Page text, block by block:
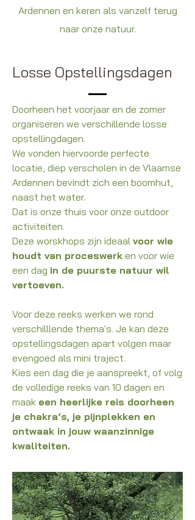
Ardennen en keren als vanzelf terug
naar onze natuur.
Losse Opstellingsdagen
Doorheen het voorjaar en de zomer
organiseren we verschillende losse
opstellingdagen.
We vonden hiervoorde perfecte
locatie, diep verscholen in de Vlaamse
Ardennen bevindt zich een boomhut,
naast het water.
Dat is onze thuis voor onze outdoor
activiteiten.
Deze worskhops zijn ideaal voor wie
houdt van proceswerk en voor wie
een dag in de puurste natuur wil
vertoeven.
Voor deze reeks werken we rond
verschilllende thema's. Je kan deze
opstellingsdagen apart volgen maar
evengoed als mini traject.
Kies een dag die je aanspreekt, of volg
de volledige reeks van 10 dagen en
maak een heerlijke reis doorheen
je chakra’s, je pijnplekken en
ontwaak in jouw waanzinnige
kwaliteiten.